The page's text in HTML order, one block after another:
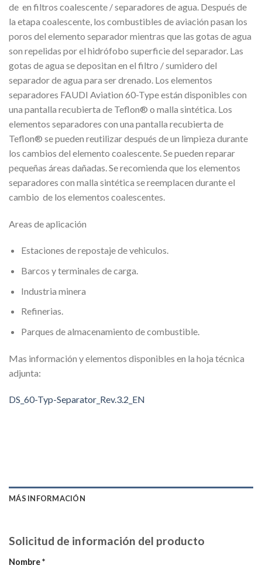
de en filtros coalescente / separadores de agua. Después de
la etapa coalescente, los combustibles de aviación pasan los
poros del elemento separador mientras que las gotas de agua
son repelidas por el hidrófobo superficie del separador. Las
gotas de agua se depositan en el filtro / sumidero del
separador de agua para ser drenado. Los elementos
separadores FAUDI Aviation 60-Type están disponibles con
una pantalla recubierta de Teflon® o malla sintética. Los
elementos separadores con una pantalla recubierta de
Teflon® se pueden reutilizar después de un limpieza durante
los cambios del elemento coalescente. Se pueden reparar
pequeñas áreas dañadas. Se recomienda que los elementos
separadores con malla sintética se reemplacen durante el
cambio de los elementos coalescentes.
Areas de aplicación
Estaciones de repostaje de vehiculos.
Barcos y terminales de carga.
Industria minera
Refinerias.
Parques de almacenamiento de combustible.
Mas información y elementos disponibles en la hoja técnica
adjunta:
DS_60-Typ-Separator_Rev.3.2_EN
MÁS INFORMACIÓN
Solicitud de información del producto
Nombre *